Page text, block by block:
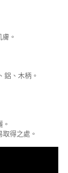
。
鋁、木柄。
得之處。